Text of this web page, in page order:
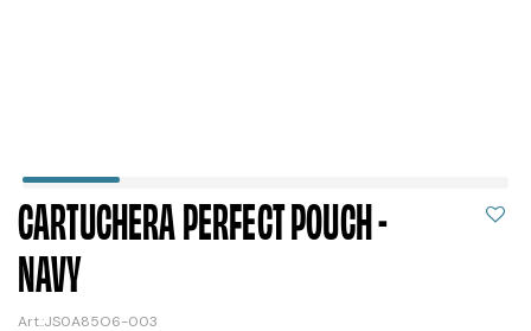
CARTUCHERA PERFECT POUCH -
NAVY
JS0A85O6-003